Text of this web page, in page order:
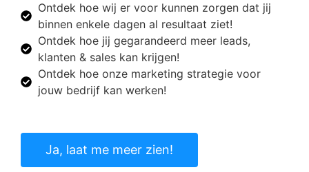
Ontdek hoe wij er voor kunnen zorgen dat jij
binnen enkele dagen al resultaat ziet!
Ontdek hoe jij gegarandeerd meer leads,
klanten & sales kan krijgen!
Ontdek hoe onze marketing strategie voor
jouw bedrijf kan werken!
Ja, laat me meer zien!